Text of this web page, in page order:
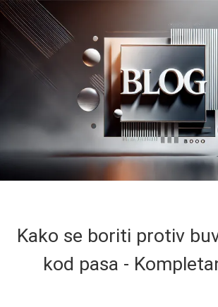
Kako se boriti protiv
kod pasa -